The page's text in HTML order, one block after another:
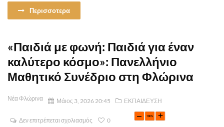
Περισσοτερα
«Παιδιά με φωνή: Παιδιά για έναν
καλύτερο κόσμο»: Πανελλήνιο
Μαθητικό Συνέδριο στη Φλώρινα
Νέα Φλώρινα Μάιος 3, 2026 20:45 ΕΚΠΑΙΔΕΥΣΗ
Δεν επιτρέπεται σχολιασμός 0